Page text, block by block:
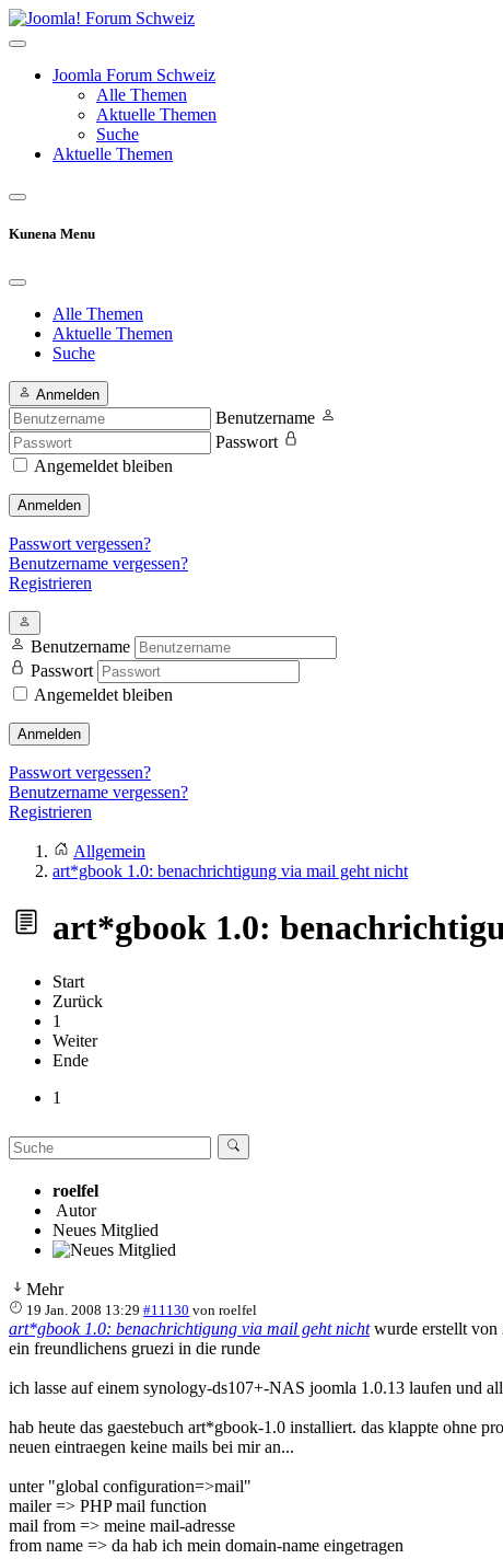
Joomla Forum Schweiz
Alle Themen
Aktuelle Themen
Suche
Aktuelle Themen
Kunena Menu
Alle Themen
Aktuelle Themen
Suche
Anmelden
Benutzername
Passwort
Angemeldet bleiben
Anmelden
Passwort vergessen?
Benutzername vergessen?
Registrieren
Benutzername
Passwort
Angemeldet bleiben
Anmelden
Passwort vergessen?
Benutzername vergessen?
Registrieren
Allgemein
art*gbook 1.0: benachrichtigung via mail geht nicht
art*gbook 1.0:
Start
Zurück
1
Weiter
Ende
1
roelfel
Autor
Neues Mitglied
Mehr
19 Jan. 2008 13:29 #11130 vonroelfel
art*gbook 1.0: benachrichtigung via mail geht nichtwurde erstellt von
ein freundlichens gruezi in die runde
ich lasse auf einem synology-ds107+-NAS joomla 1.0.13 laufen und
hab heute das gaestebuch art*gbook-1.0 installiert. das klappte ohne
neuen eintraegen keine mails bei mir an...
unter "global configuration=>mail"
mailer => PHP mail function
mail from => meine mail-adresse
from name => da hab ich mein domain-name eingetragen